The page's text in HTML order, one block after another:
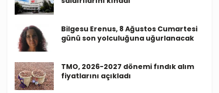
Bilgesu Erenus, 8 Ağustos Cumartesi
günü son yolculuğuna uğurlanacak
TMO, 2026-2027 dönemi fındık alım
fiyatlarını açıkladı